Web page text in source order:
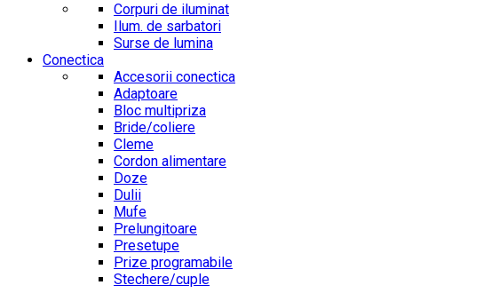
Corpuri de iluminat
Ilum. de sarbatori
Surse de lumina
Conectica
Accesorii conectica
Adaptoare
Bloc multipriza
Bride/coliere
Cleme
Cordon alimentare
Doze
Dulii
Mufe
Prelungitoare
Presetupe
Prize programabile
Stechere/cuple